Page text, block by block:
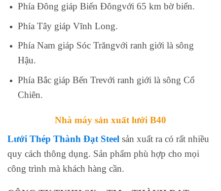
Phía Đông giáp Biển Đôngvới 65 km bờ biển.
Phía Tây giáp Vĩnh Long.
Phía Nam giáp Sóc Trăngvới ranh giới là sông
Hậu.
Phía Bắc giáp Bến Trevới ranh giới là sông Cổ
Chiên.
Nhà máy sản xuất lưới B40
Lưới Thép Thành Đạt Steel sản xuất ra có rất nhiều
quy cách thông dụng. Sản phẩm phù hợp cho mọi
công trình mà khách hàng cần.